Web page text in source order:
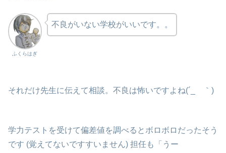
ふくらはぎ
不良がいない学校がいいです。。
それだけ先生に伝えて相談。不良は怖いですよね(´_ゝ｀)
学力テストを受けて偏差値を調べるとボロボロだったそう
です (覚えてないですすいません) 担任も「うー